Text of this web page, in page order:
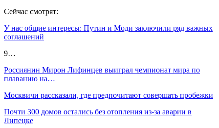
Сейчас смотрят:
У нас общие интересы: Путин и Моди заключили ряд важных
соглашений
9…
Россиянин Мирон Лифинцев выиграл чемпионат мира по
плаванию на…
Москвичи рассказали, где предпочитают совершать пробежки
Почти 300 домов остались без отопления из-за аварии в
Липецке